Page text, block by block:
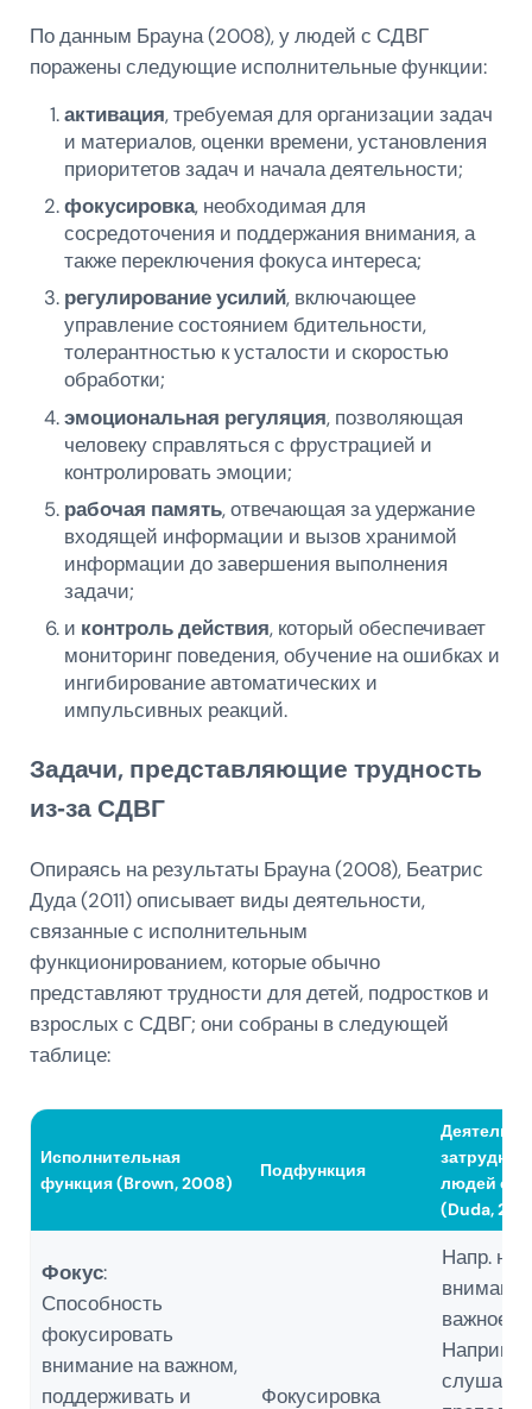
По данным Брауна (2008), у людей с СДВГ
поражены следующие исполнительные функции:
активация, требуемая для организации задач
и материалов, оценки времени, установления
приоритетов задач и начала деятельности;
фокусировка, необходимая для
сосредоточения и поддержания внимания, а
также переключения фокуса интереса;
регулирование усилий, включающее
управление состоянием бдительности,
толерантностью к усталости и скоростью
обработки;
эмоциональная регуляция, позволяющая
человеку справляться с фрустрацией и
контролировать эмоции;
рабочая память, отвечающая за удержание
входящей информации и вызов хранимой
информации до завершения выполнения
задачи;
и контроль действия, который обеспечивает
мониторинг поведения, обучение на ошибках и
ингибирование автоматических и
импульсивных реакций.
Задачи, представляющие трудность
из‑за СДВГ
Опираясь на результаты Брауна (2008), Беатрис
Дуда (2011) описывает виды деятельности,
связанные с исполнительным
функционированием, которые обычно
представляют трудности для детей, подростков и
взрослых с СДВГ; они собраны в следующей
таблице:
Исполнительная
функция (Brown, 2008)
Подфункция
людей с
(Duda,
Фокус:
Способность
фокусировать
внимание на важном,
поддерживать и
Фокусировка
Напр.
важное.
слушать